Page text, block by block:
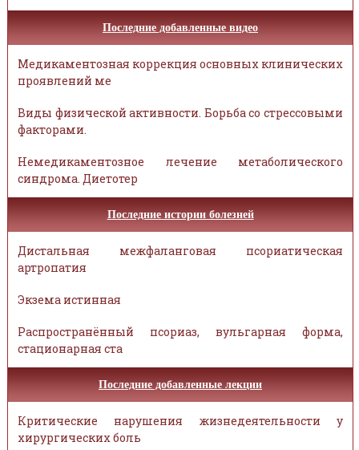
Последние добавленные видео
Медикаментозная коррекция основных клинических
проявлений ме
Виды физической активности. Борьба со стрессовыми
факторами.
Немедикаментозное лечение метаболического
синдрома. Диетотер
Последние истории болезней
Дистальная межфаланговая псориатическая
артропатия
Экзема истинная
Распространённый псориаз, вульгарная форма,
стационарная ста
Последние добавленные лекции
Критические нарушения жизнедеятельности у
хирургических боль